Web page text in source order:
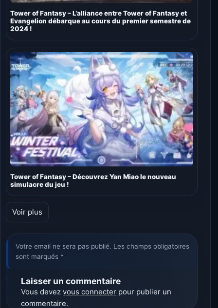
Tower of Fantasy – L’alliance entre Tower of Fantasy et
Evangelion débarque au cours du premier semestre de
2024 !
Tower of Fantasy – Découvrez Yan Miao le nouveau
simulacre du jeu !
Voir plus
Votre email ne sera pas publié. Les champs obligatoires
sont marqués *
Laisser un commentaire
Vous devezvous connecter pour publier un
commentaire.